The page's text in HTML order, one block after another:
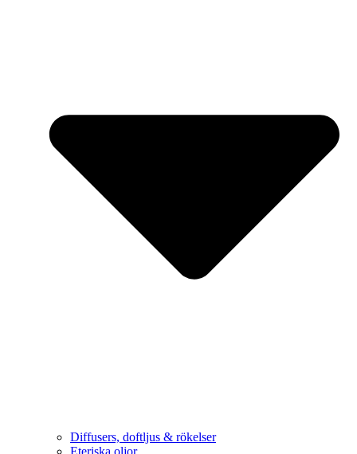
Diffusers, doftljus & rökelser
Eteriska oljor